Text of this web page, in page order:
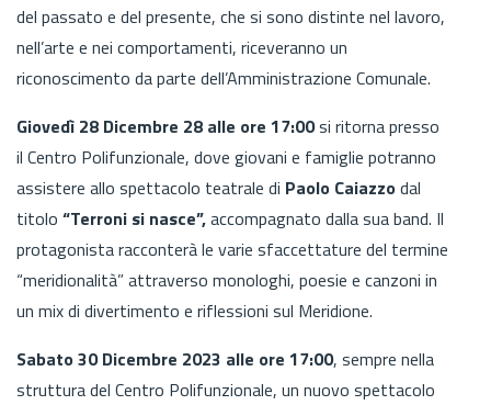
del passato e del presente, che si sono distinte nel lavoro,
nell’arte e nei comportamenti, riceveranno un
riconoscimento da parte dell’Amministrazione Comunale.
Giovedì 28 Dicembre 28 alle ore 17:00si ritorna presso
il Centro Polifunzionale, dove giovani e famiglie potranno
assistere allo spettacolo teatrale di Paolo Caiazzodal
titolo “Terroni si nasce”,accompagnato dalla sua band. Il
protagonista racconterà le varie sfaccettature del termine
“meridionalità” attraverso monologhi, poesie e canzoni in
un mix di divertimento e riflessioni sul Meridione.
Sabato 30 Dicembre 2023 alle ore 17:00, sempre nella
struttura del Centro Polifunzionale, un nuovo spettacolo